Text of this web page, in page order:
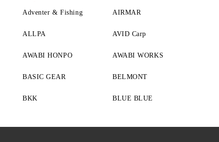
Adventer & Fishing AIRMAR
ALLPA AVID Carp
AWABI HONPO AWABI WORKS
BASIC GEAR BELMONT
BKK BLUE BLUE